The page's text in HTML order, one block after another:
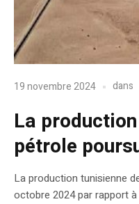
19 novembre 2024 dans
La
pétrole
La production tunisienne
octobre 2024 par rapport